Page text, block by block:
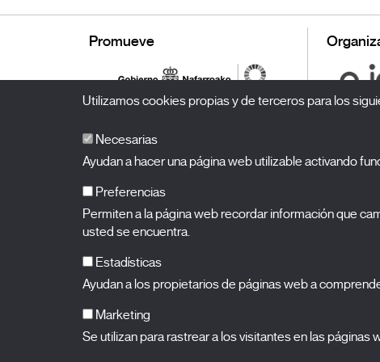
Promueve
BALUARTEPalacio de Congresos y Auditorio de Navarra
Plaza de la Constitución s/n.
Ver mapa
Utilizamos cookies propias y de terceros para los
Necesarias
Ayudan a hacer una página web utilizable activando
Preferencias
Permiten a la página web recordar información que
usted se encuentra.
Estadísticas
Ayudan a los propietarios de páginas web a
Marketing
Se utilizan para rastrear a los visitantes en las